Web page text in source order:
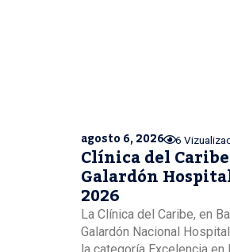
agosto 6, 2026 6
Clínica del
Galardón
2026
La Clínica del Caribe, en
Galardón Nacional